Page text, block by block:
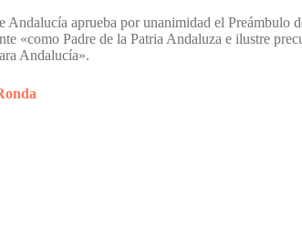
Andalucía aprueba por unanimidad el Preámbulo
«como Padre de la Patria Andaluza e ilustre
Andalucía».